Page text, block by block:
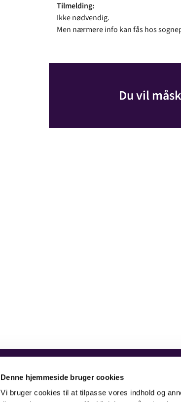
Denne hjemmeside bruger cookies
Vi bruger cookies til at tilpasse vores indhold og
Tilmelding:
Ikke nødvendig.
Men nærmere info kan fås hos
Du vil